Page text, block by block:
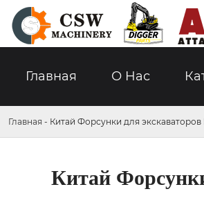
Главная О Hас
Главная - Китай Форсунки для
Китай